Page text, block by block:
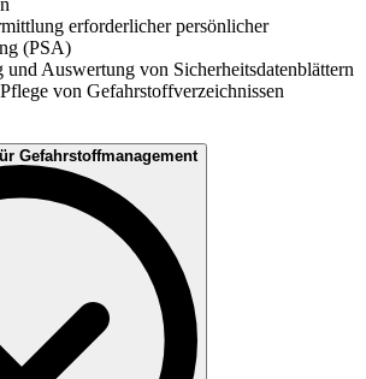
erforderlicher persönlicher
(PSA)
und Auswertung von Sicherheitsdatenblättern
von Gefahrstoffverzeichnissen
Gefahrstoffmanagement